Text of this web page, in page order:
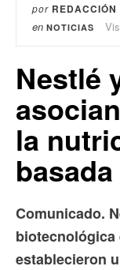
por REDACCIÓN
en NOTICIAS
Nestlé
la
Comunicado.
biotecnológica
establecieron